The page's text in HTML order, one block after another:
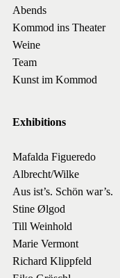
Abends
Kommod ins Theater
Weine
Team
Kunst im Kommod
Exhibitions
Mafalda Figueredo
Albrecht/Wilke
Aus ist’s. Schön war’s.
Stine Ølgod
Till Weinhold
Marie Vermont
Richard Klippfeld